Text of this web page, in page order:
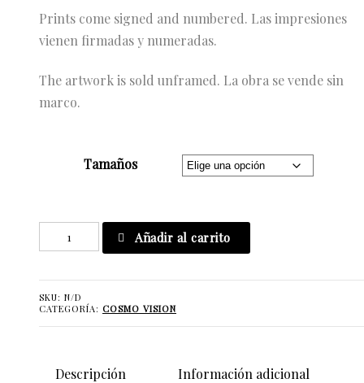
Prints come signed and numbered. Las impresiones
vienen firmadas y numeradas.
The artwork is sold unframed. La obra se vende sin
marco.
Tamaños
Dommage
que
la
d'Imagination
Añadir al carrito
SKU: N/D
CATEGORÍA: COSMO VISION
Descripción Información adicional